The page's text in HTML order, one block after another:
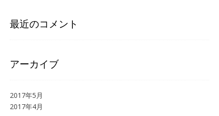
最近のコメント
アーカイブ
2017年5月
2017年4月